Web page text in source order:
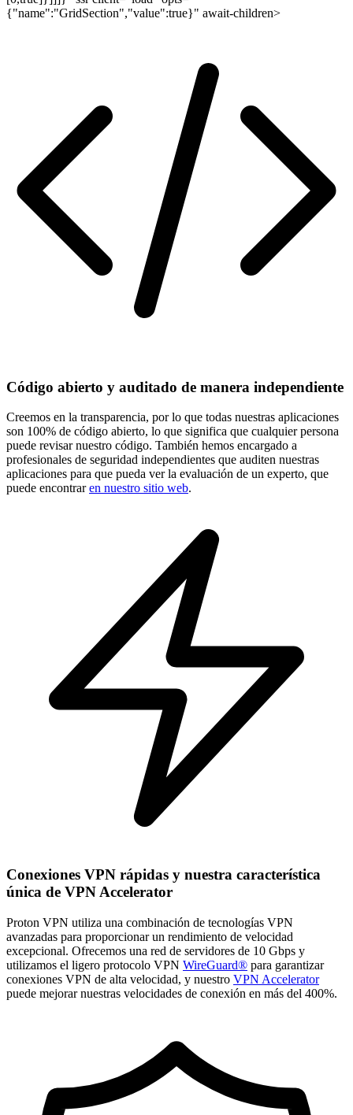
{"name":"GridSection","value":true}" await-children>
Código abierto y auditado de manera independiente
Creemos en la transparencia, por lo que todas nuestras aplicaciones
son 100% de código abierto, lo que significa que cualquier persona
puede revisar nuestro código. También hemos encargado a
profesionales de seguridad independientes que auditen nuestras
aplicaciones para que pueda ver la evaluación de un experto, que
puede encontraren nuestro sitio web.
Conexiones VPN rápidas y nuestra característica
única de VPN Accelerator
Proton VPN utiliza una combinación de tecnologías VPN
avanzadas para proporcionar un rendimiento de velocidad
excepcional. Ofrecemos una red de servidores de 10 Gbps y
utilizamos el ligero protocolo VPN WireGuard® para garantizar
conexiones VPN de alta velocidad, y nuestro VPN Accelerator
puede mejorar nuestras velocidades de conexión en más del 400%.